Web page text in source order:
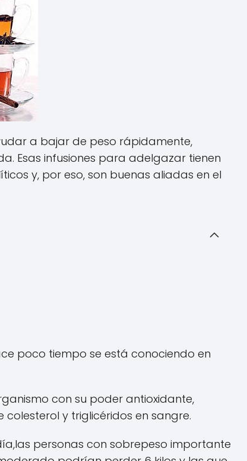
a bajar de peso rápidamente,
Esas infusiones para adelgazar tienen
y, por eso, son buenas aliadas en el
poco tiempo se está conociendo en
con su poder antioxidante,
colesterol y triglicéridos en sangre.
personas con sobrepeso importante